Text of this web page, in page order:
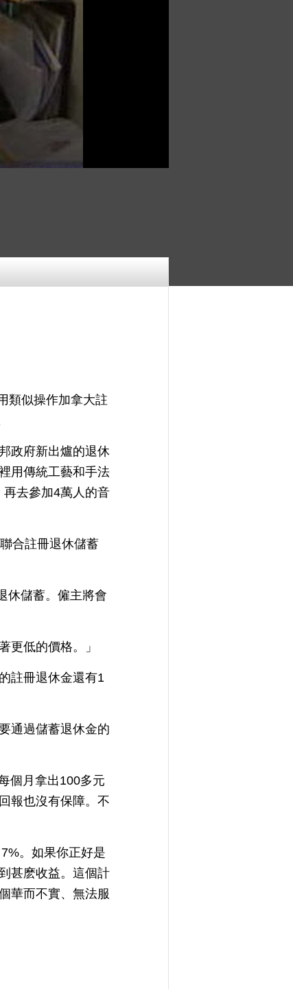
類似操作加拿大註
政府新出爐的退休
用傳統工藝和手法
去參加4萬人的音
合註冊退休儲蓄
休儲蓄。僱主將會
更低的價格。」
註冊退休金還有1
通過儲蓄退休金的
個月拿出100多元
報也沒有保障。不
。如果你正好是
甚麽收益。這個計
華而不實、無法服